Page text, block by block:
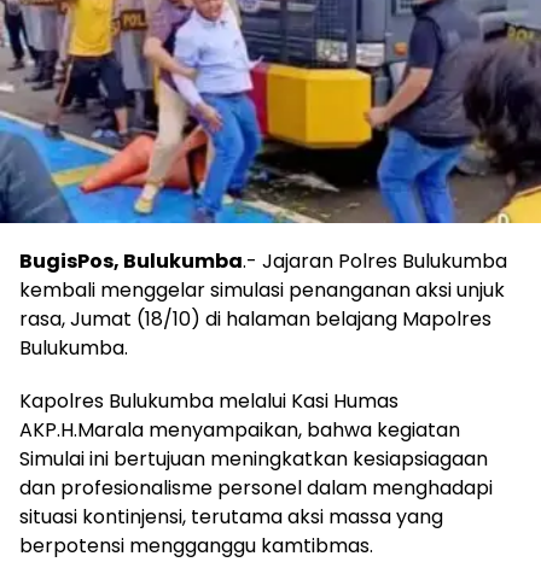
BugisPos, Bulukumba.- Jajaran Polres Bulukumba
kembali menggelar simulasi penanganan aksi unjuk
rasa, Jumat (18/10) di halaman belajang Mapolres
Bulukumba.
Kapolres Bulukumba melalui Kasi Humas
AKP.H.Marala menyampaikan, bahwa kegiatan
Simulai ini bertujuan meningkatkan kesiapsiagaan
dan profesionalisme personel dalam menghadapi
situasi kontinjensi, terutama aksi massa yang
berpotensi mengganggu kamtibmas.